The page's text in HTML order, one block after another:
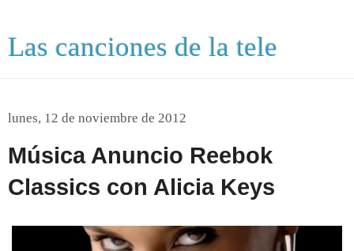
Las canciones de la tele
lunes, 12 de noviembre de 2012
Música Anuncio Reebok
Classics con Alicia Keys